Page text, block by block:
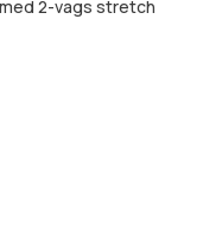
2-vags stretch